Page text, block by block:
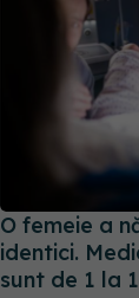
O femeie a
identici.
sunt de 1 la